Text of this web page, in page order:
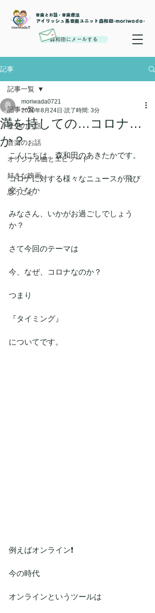
音楽とお話・音楽療法
​アイリッシュ系音楽ユニット森和田-moriwada-
森和田にメールする
記事
記事一覧
歴史のお話
音楽のお話
オリジナル曲とエピソード
好きな映画
思うこと
記事一覧
満を持しての…コロナ…
か？
moriwada0721
2020年8月24日 読了時間: 3分
こんにちは。森和田のあきたかです。
コロナに対する様々なニュースが飛び
交うなか
みなさん、いかがお過ごしでしょう
か？
さて今回のテーマは
今、なぜ、コロナなのか？
つまり
『タイミング』
についてです。
例えばオンライン❗
今の時代
オンラインというツールは